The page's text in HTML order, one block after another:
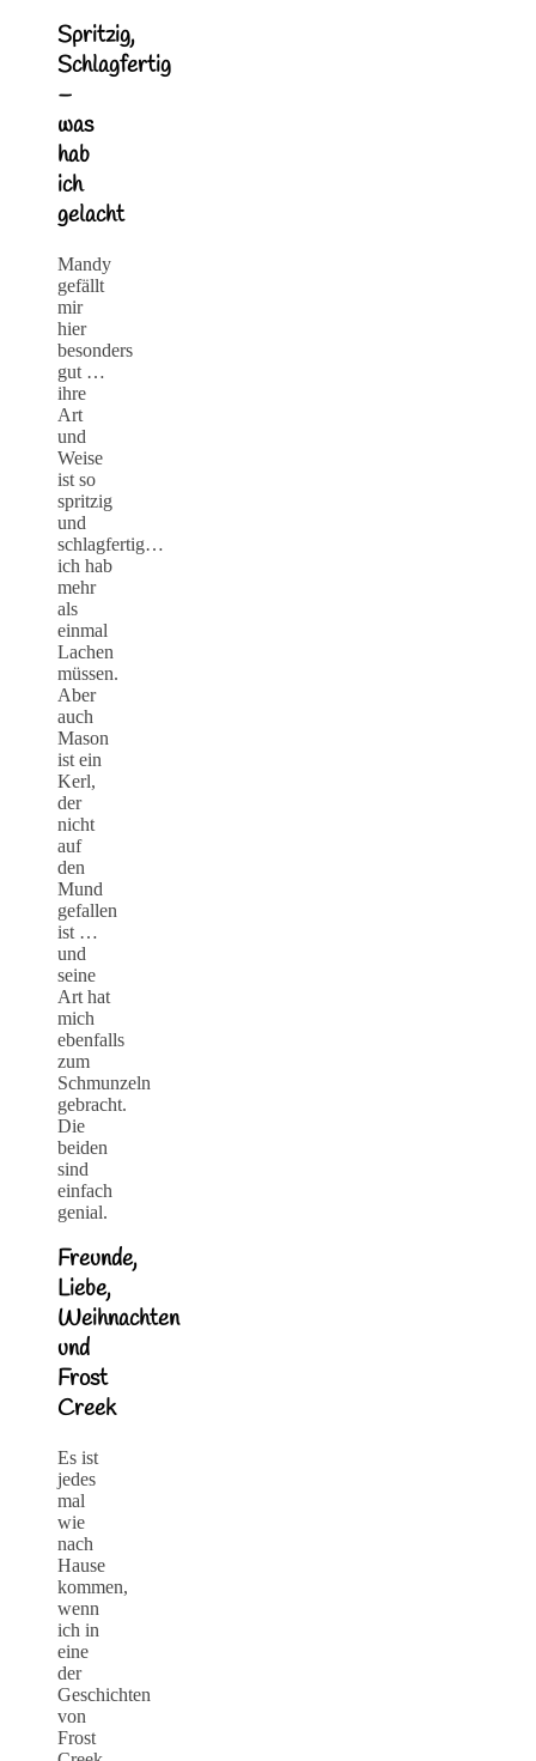
Spritzig,
Schlagfertig
–
was
hab
ich
gelacht
Mandy
gefällt
mir
hier
besonders
gut …
ihre
Art
und
Weise
ist so
spritzig
und
schlagfertig…
ich hab
mehr
als
einmal
Lachen
müssen.
Aber
auch
Mason
ist ein
Kerl,
der
nicht
auf
den
Mund
gefallen
ist …
und
seine
Art hat
mich
ebenfalls
zum
Schmunzeln
gebracht.
Die
beiden
sind
einfach
genial.
Freunde,
Liebe,
Weihnachten
und
Frost
Creek
Es ist
jedes
mal
wie
nach
Hause
kommen,
wenn
ich in
eine
der
Geschichten
von
Frost